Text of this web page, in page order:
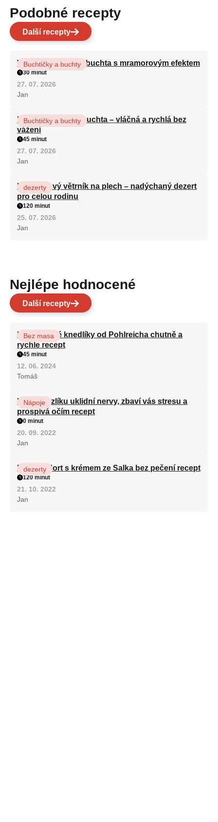
Podobné recepty
Další recepty
Vláčná olejová litá buchta s mramorovým efektem
Buchtičky a buchty
30 minut
27. 07. 2026
Jan
Hrnková maková buchta – vláčná a rychlá bez
vážení
Buchtičky a buchty
45 minut
27. 07. 2026
Jan
Karamelový větrník na plech – nadýchaný dezert
pro celou rodinu
dezerty
120 minut
25. 07. 2026
Jan
Nejlépe hodnocené
Další recepty
Karlovarské knedlíky od Pohlreicha chutně a
rychle recept
Bez masa
45 minut
12. 06. 2024
Tomáš
Kořen kozlíku uklidní nervy, zbaví vás stresu a
prospívá očím recept
Nápoje
0 minut
20. 09. 2022
Jan
Patrový dort s krémem ze Salka bez pečení recept
dezerty
120 minut
21. 10. 2022
Jan